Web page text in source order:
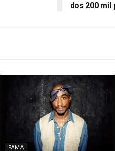
dos 200 mil
FAMA